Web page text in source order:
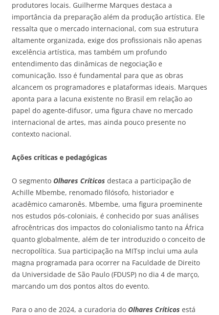
produtores locais. Guilherme Marques destaca a
importância da preparação além da produção artística. Ele
ressalta que o mercado internacional, com sua estrutura
altamente organizada, exige dos profissionais não apenas
excelência artística, mas também um profundo
entendimento das dinâmicas de negociação e
comunicação. Isso é fundamental para que as obras
alcancem os programadores e plataformas ideais. Marques
aponta para a lacuna existente no Brasil em relação ao
papel do agente-difusor, uma figura chave no mercado
internacional de artes, mas ainda pouco presente no
contexto nacional.
Ações críticas e pedagógicas
O segmento Olhares Críticos destaca a participação de
Achille Mbembe, renomado filósofo, historiador e
acadêmico camaronês. Mbembe, uma figura proeminente
nos estudos pós-coloniais, é conhecido por suas análises
afrocêntricas dos impactos do colonialismo tanto na África
quanto globalmente, além de ter introduzido o conceito de
necropolítica. Sua participação na MITsp inclui uma aula
magna programada para ocorrer na Faculdade de Direito
da Universidade de São Paulo (FDUSP) no dia 4 de março,
marcando um dos pontos altos do evento.
Para o ano de 2024, a curadoria do Olhares Críticos está